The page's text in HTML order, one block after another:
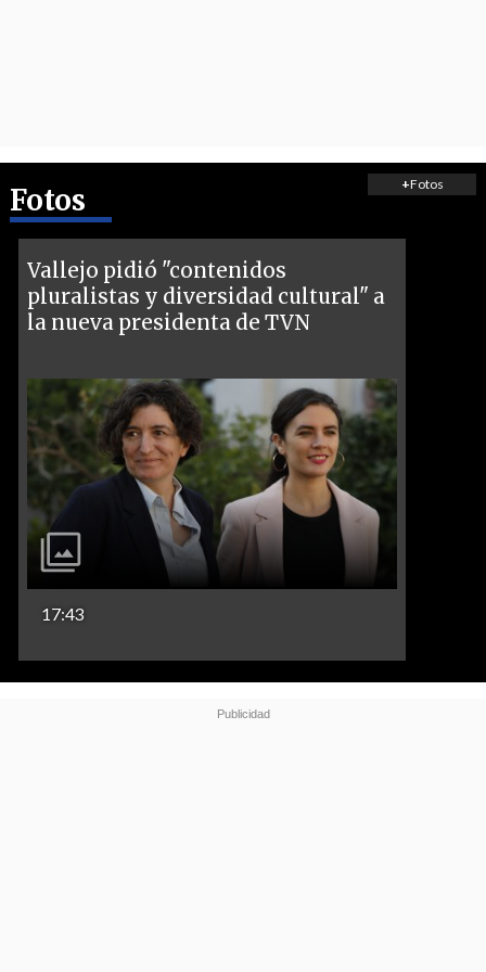
Fotos +Fotos
Vallejo pidió "contenidos
pluralistas y diversidad cultural" a
la nueva presidenta de TVN
17:43